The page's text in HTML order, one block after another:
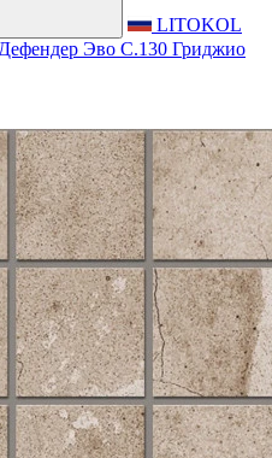
LITOKOL
Эво С.130 Гриджио